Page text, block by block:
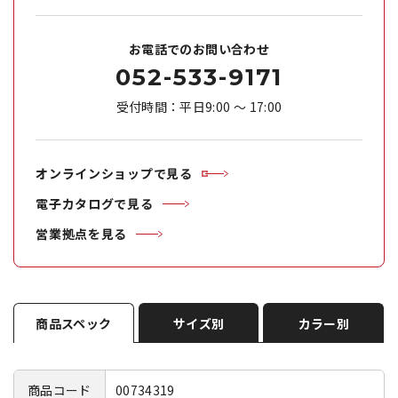
お電話でのお問い合わせ
052-533-9171
受付時間：平日9:00 ～ 17:00
オンラインショップで見る
電子カタログで見る
営業拠点を見る
商品スペック サイズ別 カラー別
商品コード 00734319